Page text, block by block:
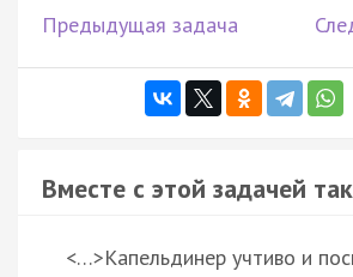
Предыдущая задача
Вместе с этой задачей
<…>Капельдинер учтиво и